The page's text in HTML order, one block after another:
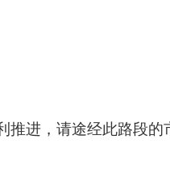
进，请途经此路段